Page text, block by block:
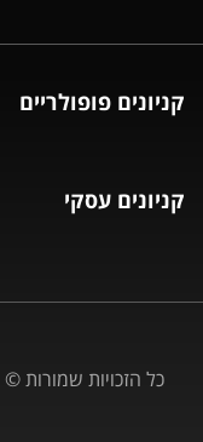
קניונים פופולריים
קניונים עסקי
כל הזכויות שמורות ©